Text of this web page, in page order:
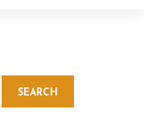
SEARCH